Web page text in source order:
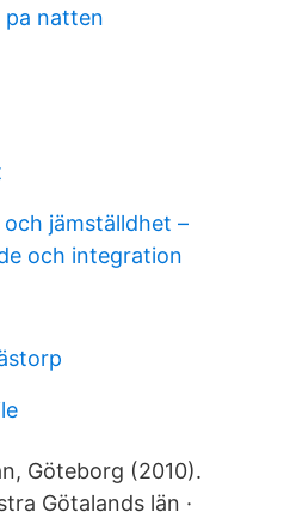
natten
jämställdhet –
och integration
Göteborg (2010).
Götalands län ·